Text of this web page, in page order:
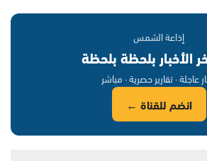
إذاعة الشمس
الأخبار بلحظة بلحظة
عاجلة · تقارير حصرية · مباشر
انضم للقناة ←